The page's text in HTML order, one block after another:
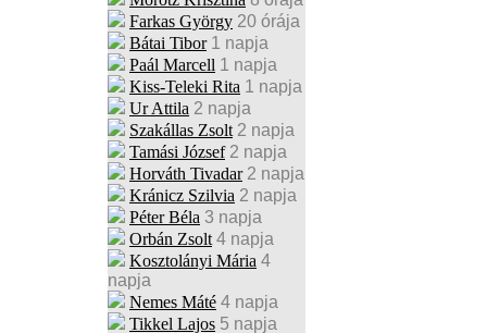
Farkas György 20 órája
Bátai Tibor 1 napja
Paál Marcell 1 napja
Kiss-Teleki Rita 1 napja
Ur Attila 2 napja
Szakállas Zsolt 2 napja
Tamási József 2 napja
Horváth Tivadar 2 napja
Kránicz Szilvia 2 napja
Péter Béla 3 napja
Orbán Zsolt 4 napja
Kosztolányi Mária 4
napja
Nemes Máté 4 napja
Tikkel Lajos 5 napja